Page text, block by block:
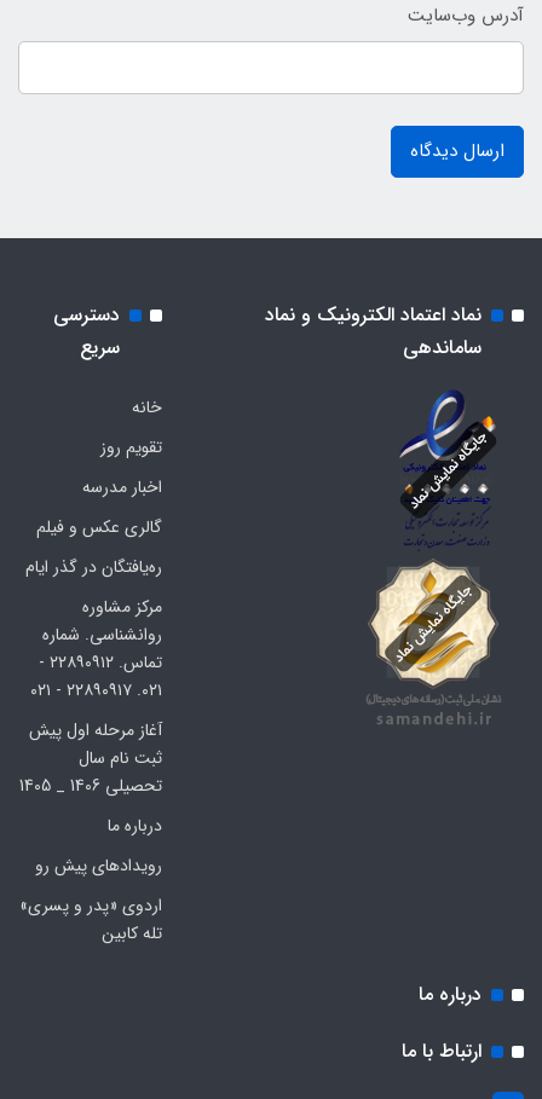
آدرس وب‌سایت
ارسال دیدگاه
نماد اعتماد الکترونیک و نماد
ساماندهی
دسترسی
سریع
خانه
تقویم روز
اخبار مدرسه
گالری عکس و فیلم
ره‌یافتگان در گذر ایام
مرکز مشاوره
روانشناسی. شماره
تماس. ۲۲۸۹۰۹۱۲ -
۰۲۱. ۲۲۸۹۰۹۱۷ - ۰۲۱
آغاز مرحله اول پیش
ثبت نام سال
تحصیلی 1406 _ 1405
درباره ما
رویدادهای پیش رو
اردوی «پدر و پسری»
تله کابین
درباره ما
ارتباط با ما